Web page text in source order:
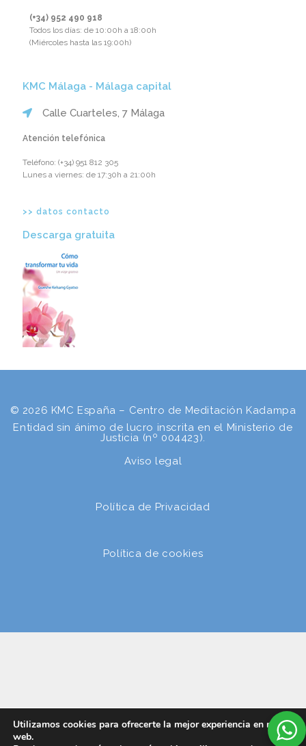
(+34) 952 490 918‬
Todos los días: de 10:00h a 18:00h
(Miércoles hasta las 19:00h)
KMC Málaga - Málaga capital
Calle Cuarteles, 7 Málaga
Atención telefónica
Teléfono: ‪(+34) 951 812 305‬
Lunes a viernes: de 17:30h a 21:00h
>> datos contacto
Descarga gratuita​
© 2026 KMC España – Centro de Meditación Kadampa
Entidad sin ánimo de lucro inscrita en el Ministerio de
Justicia (nº 004423).
Aviso legal
Política de Privacidad
Política de cookies
Utilizamos cookies para ofrecerte la mejor experiencia en nuestra
web.